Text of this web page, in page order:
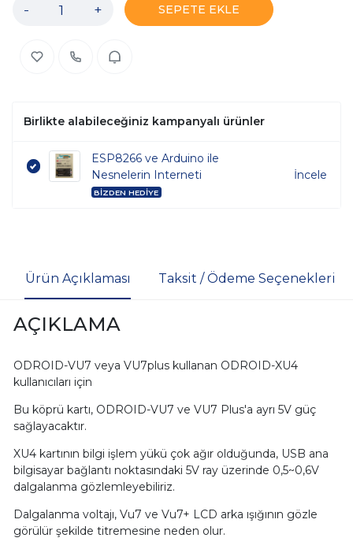
- + SEPETE EKLE
Birlikte alabileceğiniz kampanyalı ürünler
ESP8266 ve Arduino ile
Nesnelerin Interneti
BİZDEN HEDİYE
İncele
Ürün Açıklaması Taksit / Ödeme Seçenekleri
AÇIKLAMA
ODROID-VU7 veya VU7plus kullanan ODROID-XU4
kullanıcıları için
Bu köprü kartı, ODROID-VU7 ve VU7 Plus'a ayrı 5V güç
sağlayacaktır.
XU4 kartının bilgi işlem yükü çok ağır olduğunda, USB ana
bilgisayar bağlantı noktasındaki 5V ray üzerinde 0,5~0,6V
dalgalanma gözlemleyebiliriz.
Dalgalanma voltajı, Vu7 ve Vu7+ LCD arka ışığının gözle
görülür şekilde titremesine neden olur.